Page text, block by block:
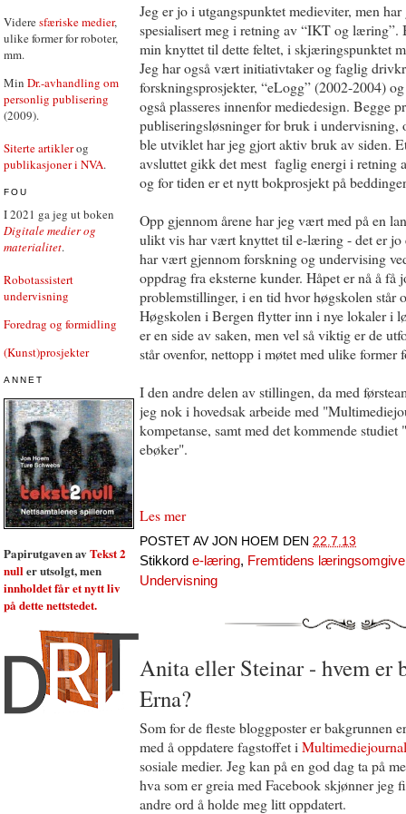
Videresfæriske medier,
ulike former for roboter,
mm.
Min Dr.-avhandling om
personlig publisering
(2009).
Siterte artiklerog
publikasjoner i NVA.
FOU
I 2021 ga jeg ut boken
Digitale medier og
materialitet.
Robotassistert
undervisning
Foredrag og formidling
(Kunst)prosjekter
ANNET
Papirutgaven av Tekst 2
nuller utsolgt, men
innholdet får et nytt liv
på dette nettstedet.
Jeg er jo i utgangspunktet medieviter, men
spesialisert meg i retning av “IKT og læring”.
min knyttet til dette feltet, i skjæringspunktet
Jeg har også vært initiativtaker og faglig
forskningsprosjekter, “eLogg” (2002-2004)
også plasseres innenfor mediedesign. Begge
publiseringsløsninger for bruk i undervisning,
ble utviklet har jeg gjort aktiv bruk av siden.
avsluttet gikk det mest faglig energi i retning
og for tiden er et nytt bokprosjekt på
Opp gjennom årene har jeg vært med på en
ulikt vis har vært knyttet til e-læring - det er jo
har vært gjennom forskning og undervising
oppdrag fra eksterne kunder. Håpet er nå å få
problemstillinger, i en tid hvor høgskolen står
Høgskolen i Bergen flytter inn i nye lokaler i
er en side av saken, men vel så viktig er de
står ovenfor, nettopp i møtet med ulike former
I den andre delen av stillingen, da med
jeg nok i hovedsak arbeide med
kompetanse, samt med det kommende
ebøker".
Les mer
POSTET AV JON HOEM DEN 22.7.13
Stikkord e-læring, Fremtidens
Undervisning
Anita eller Steinar - hvem er
Erna?
Som for de fleste bloggposter er bakgrunnen
med å oppdatere fagstoffet i
sosiale medier. Jeg kan på en god dag ta på
hva som er greia med Facebook skjønner jeg
andre ord å holde meg litt oppdatert.